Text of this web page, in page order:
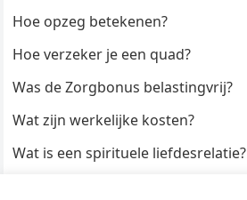
Hoe opzeg betekenen?
Hoe verzeker je een quad?
Was de Zorgbonus belastingvrij?
Wat zijn werkelijke kosten?
Wat is een spirituele liefdesrelatie?